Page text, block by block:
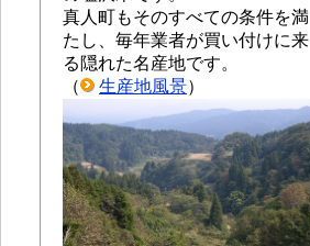
真人町もそのすべての条件を満
たし、毎年業者が買い付けに来
る隠れた名産地です。
（
生産地風景）